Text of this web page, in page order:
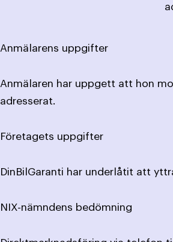
Anmälarens uppgifter
Anmälaren har uppgett att hon
adresserat.
Företagets uppgifter
DinBilGaranti har underlåtit att
NIX-nämndens bedömning